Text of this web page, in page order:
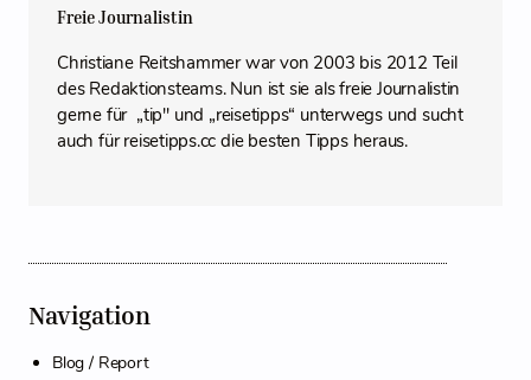
Freie Journalistin
Christiane Reitshammer war von 2003 bis 2012 Teil
des Redaktionsteams. Nun ist sie als freie Journalistin
gerne für „tip" und „reisetipps“ unterwegs und sucht
auch für reisetipps.cc die besten Tipps heraus.
Navigation
Blog / Report